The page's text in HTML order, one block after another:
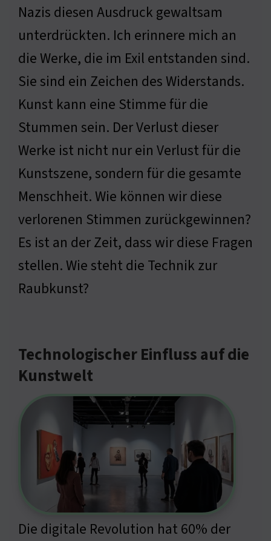
Nazis diesen Ausdruck gewaltsam
unterdrückten. Ich erinnere mich an
die Werke, die im Exil entstanden sind.
Sie sind ein Zeichen des Widerstands.
Kunst kann eine Stimme für die
Stummen sein. Der Verlust dieser
Werke ist nicht nur ein Verlust für die
Kunstszene, sondern für die gesamte
Menschheit. Wie können wir diese
verlorenen Stimmen zurückgewinnen?
Es ist an der Zeit, dass wir diese Fragen
stellen. Wie steht die Technik zur
Raubkunst?
Technologischer Einfluss auf die
Kunstwelt
Die digitale Revolution hat 60% der